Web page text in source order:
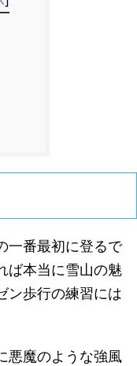
一番最初に登るで
ば本当に雪山の魅
ン歩行の練習には
悪魔のような強風